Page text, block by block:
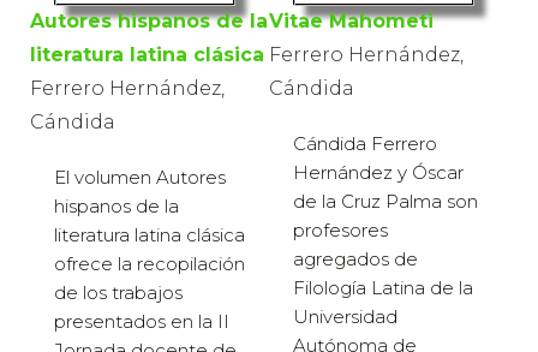
Autores hispanos de la
literatura latina clásica
Ferrero Hernández,
Cándida
El volumen Autores
hispanos de la
literatura latina clásica
ofrece la recopilación
de los trabajos
presentados en la II
Vitae Mahometi
Ferrero Hernández,
Cándida
Cándida Ferrero
Hernández y Óscar
de la Cruz Palma son
profesores
agregados de
Filología Latina de la
Universidad
Autónoma de